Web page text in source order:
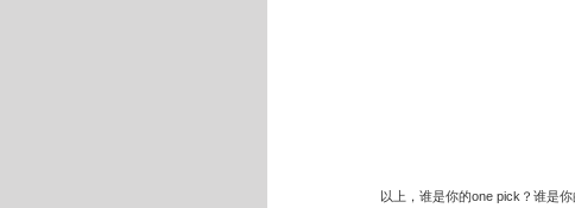
以上，谁是你的one pick？谁是